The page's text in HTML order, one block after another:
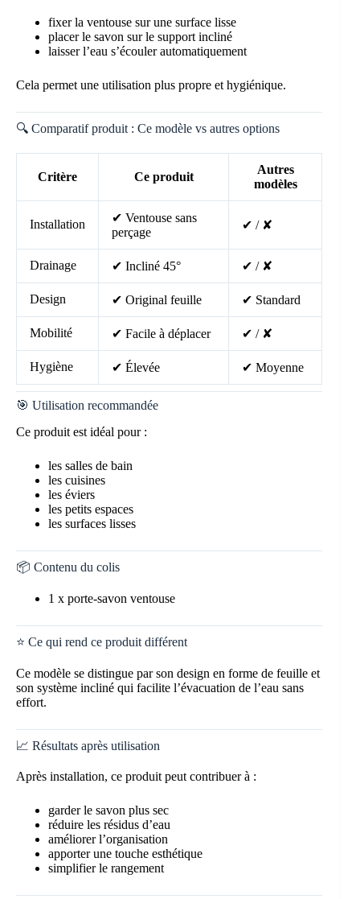
fixer la ventouse sur une surface lisse
placer le savon sur le support incliné
laisser l’eau s’écouler automatiquement
Cela permet une utilisation plus propre et hygiénique.
🔍 Comparatif produit : Ce modèle vs autres options
Critère Ce produit
Autres
modèles
Installation
✔ Ventouse sans
perçage
✔ / ✘
Drainage ✔ Incliné 45° ✔ / ✘
Design ✔ Original feuille ✔ Standard
Mobilité ✔ Facile à déplacer ✔ / ✘
Hygiène ✔ Élevée ✔ Moyenne
🎯 Utilisation recommandée
Ce produit est idéal pour :
les salles de bain
les cuisines
les éviers
les petits espaces
les surfaces lisses
📦 Contenu du colis
1 x porte-savon ventouse
⭐ Ce qui rend ce produit différent
Ce modèle se distingue par son design en forme de feuille et
son système incliné qui facilite l’évacuation de l’eau sans
effort.
📈 Résultats après utilisation
Après installation, ce produit peut contribuer à :
garder le savon plus sec
réduire les résidus d’eau
améliorer l’organisation
apporter une touche esthétique
simplifier le rangement